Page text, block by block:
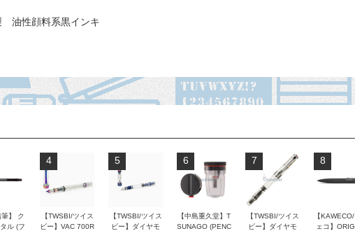
油性顔料系黒インキ
筆】 ク
ル (フ
4
【TWSBI/ツイス
ビー】VAC 700R
5
【TWSBI/ツイス
ビー】ダイヤモ
6
【中島重久堂】T
SUNAGO (PENC
7
【TWSBI/ツイス
ビー】ダイヤモ
8
【
ェコ】